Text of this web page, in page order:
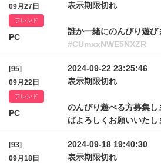
09月27日
フレンド
PC
表示期限切れ
誰か一緒にのんびり遊び
#CUmxxNWE5NXZR
[95]
09月22日
フレンド
PC
2024-09-22 23:25:46
表示期限切れ
のんびり遊べる方募集
ばよろしくお願いいたし
[93]
09月18日
2024-09-18 19:40:30
表示期限切れ